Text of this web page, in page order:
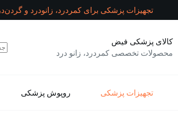
تجهیزات پزشکی برای کمردرد، زانودرد و
کالای پزشکی فیض
محصولات تخصصی کمردرد، زانو درد
تجهیزات پزشکی روپوش پزشکی